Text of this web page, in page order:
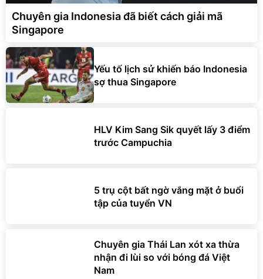
Chuyên gia Indonesia đã biết cách giải mã
Singapore
Yếu tố lịch sử khiến báo Indonesia
sợ thua Singapore
HLV Kim Sang Sik quyết lấy 3 điểm
trước Campuchia
5 trụ cột bất ngờ vắng mặt ở buổi
tập của tuyển VN
Chuyên gia Thái Lan xót xa thừa
nhận đi lùi so với bóng đá Việt
Nam